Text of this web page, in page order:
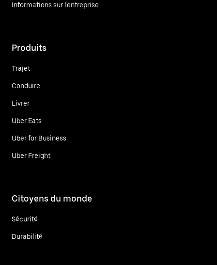
Informations sur l'entreprise
Produits
Trajet
Conduire
Livrer
Uber Eats
Uber for Business
Uber Freight
Citoyens du monde
Sécurité
Durabilité